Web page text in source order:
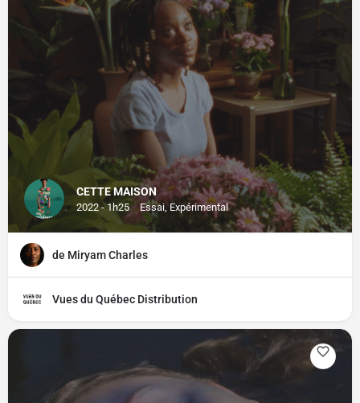
CETTE MAISON
2022 - 1h25 Essai, Expérimental
de Miryam Charles
Vues du Québec Distribution